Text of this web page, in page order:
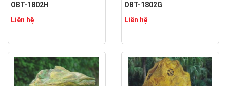
OBT-1802H
Liên hệ
OBT-1802G
Liên hệ